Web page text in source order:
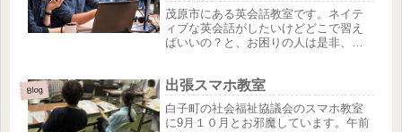
茂原市にある英会話教室です。ネイテ
ィブな英会話がしたいけどどこで習え
ばいいの？と、お困りの人は是非、体
っかりと教えてくれますよ！小学生か
ら受講できます。親子ではじめるのも
楽...
Blog 出張スマホ教室
白子町の社会福祉協議会のスマホ教室
に9月１０月とお邪魔しています。午前